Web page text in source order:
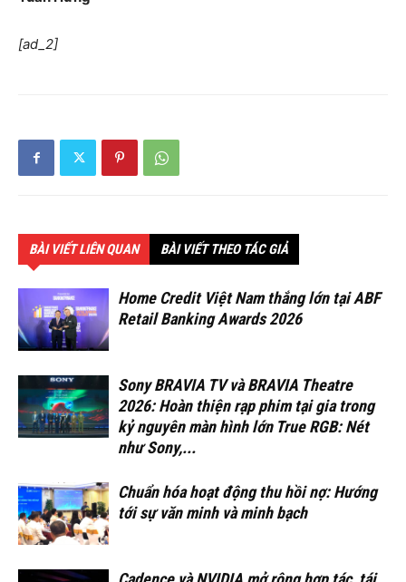
[ad_2]
BÀI VIẾT LIÊN QUAN BÀI VIẾT THEO TÁC GIẢ
Home Credit Việt Nam thắng lớn tại ABF
Retail Banking Awards 2026
Sony BRAVIA TV và BRAVIA Theatre
2026: Hoàn thiện rạp phim tại gia trong
kỷ nguyên màn hình lớn True RGB: Nét
như Sony,...
Chuẩn hóa hoạt động thu hồi nợ: Hướng
tới sự văn minh và minh bạch